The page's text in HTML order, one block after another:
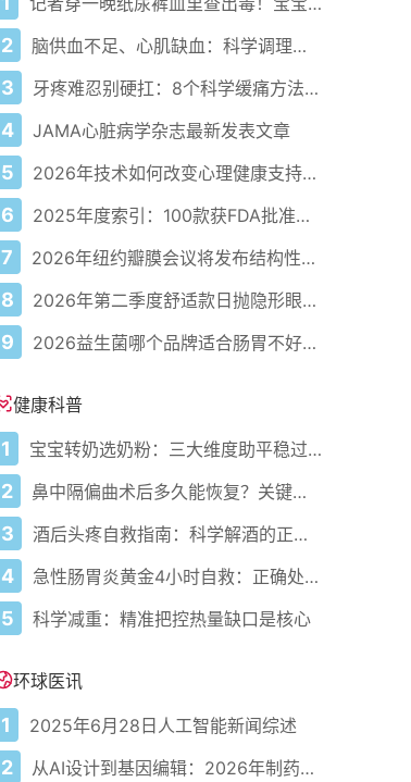
2 脑供血不足、心肌缺血：科学调理全攻略
3 牙疼难忍别硬扛：8个科学缓痛方法收好
4 JAMA心脏病学杂志最新发表文章
5 2026年技术如何改变心理健康支持的获取方式
6 2025年度索引：100款获FDA批准的AI驱动医疗设备
7 2026年纽约瓣膜会议将发布结构性心脏病最新研究成果
8 2026年第二季度舒适款日抛隐形眼镜推荐，优瞳主打长效佩戴体验
9 2026益生菌哪个品牌适合肠胃不好的人，常年饱受肠胃病痛看过来，梳理实用十大品牌
健康科普
1 宝宝转奶选奶粉：三大维度助平稳过渡
2 鼻中隔偏曲术后多久能恢复？关键看这几点
3 酒后头疼自救指南：科学解酒的正确打开方式
4 急性肠胃炎黄金4小时自救：正确处置与误区避坑关键
5 科学减重：精准把控热量缺口是核心
环球医讯
1 2025年6月28日人工智能新闻综述
2 从AI设计到基因编辑：2026年制药领域重大突破